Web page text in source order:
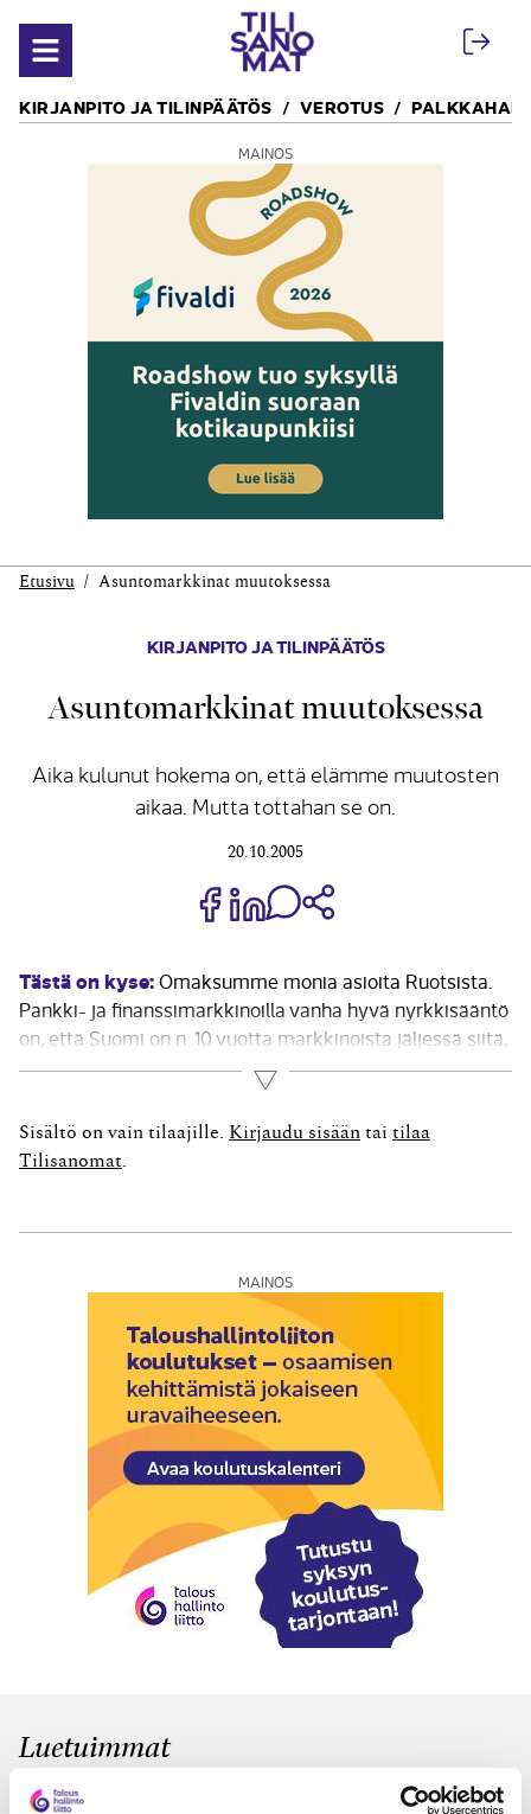
Avaa valikko
KIRJANPITO JA TILINPÄÄTÖS VEROTUS
MAINOS
Etusivu Asuntomarkkinat muutoksessa
KIRJANPITO JA TILINPÄÄTÖS
Asuntomarkkinat muutoksessa
Aika kulunut hokema on, että elämme muutosten
aikaa. Mutta tottahan se on.
20.10.2005
Jaa Share on Facebook
Jaa Share on LinkedIn
Jaa WhatsApp-viestinä
Tästä on kyse:Omaksumme monia asioita Ruotsista.
Pankki- ja finanssimarkkinoilla vanha hyvä nyrkkisääntö
on, että Suomi on n. 10 vuotta markkinoista jäljessä siitä,
mitä Ruotsissa jo nyt on. Ylipitkä tai tosipitkä
asuntolaina on yksi näistä asioista, joita nyt myös
Suomeen ollaan rantauttamassa. Ja...
Lue lisää
Sisältö on vain tilaajille. Kirjaudu sisään tai tilaa
Tilisanomat
MAINOS
Luetuimmat
VEROTUS